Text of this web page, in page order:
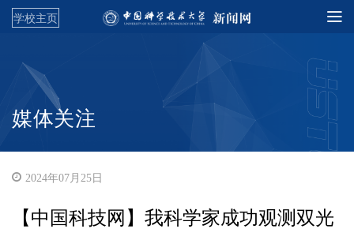
学校主页
媒体关注
2024年07月25日
【中国科技网】我科学家成功观测双光